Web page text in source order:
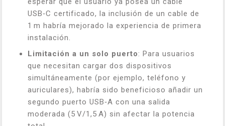
USB‑C certificado, la inclusión de un cable de
1 m habría mejorado la experiencia de primera
instalación.
Limitación a un solo puerto: Para usuarios
que necesitan cargar dos dispositivos
simultáneamente (por ejemplo, teléfono y
auriculares), habría sido beneficioso añadir un
segundo puerto USB‑A con una salida
moderada (5 V/1,5 A) sin afectar la potencia